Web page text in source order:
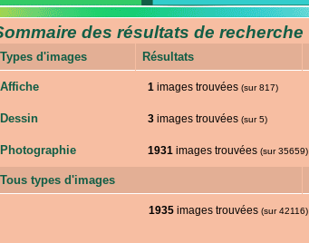
des résultats de recherche
Types d'images Résultats
Affiche 1 images trouvées (sur 817)
Dessin 3 images trouvées (sur 5)
Photographie 1931 images trouvées (sur 35659)
Tous types d'images
1935 images trouvées (sur 42116)